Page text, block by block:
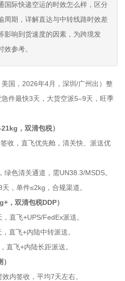
国际快递空运的时效怎么样，区分
周期，详解直达与中转线路时效差
影响到货速度的因素，为跨境发
参考。
国，2026年4月，深圳/广州出）整
件最快3天，大货空派5–9天，旺季
，双清包税）
收，直飞优先舱，清关快、派送优
色清关通道，需UN38.3/MSDS。
，单件≤2kg，合规渠道。
，双清包税DDP）
直飞+UPS/FedEx派送。
直飞+内陆中转派送。
飞+内陆长距派送。
内签收，平均7天左右。